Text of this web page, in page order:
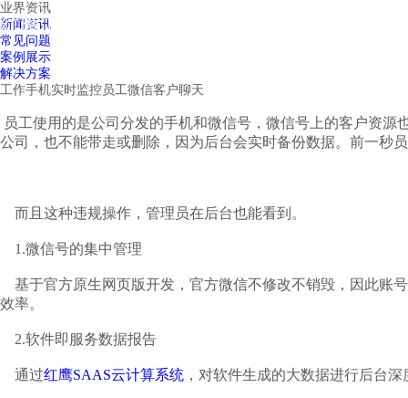
红鹰工作手机
业界资讯
新闻资讯
常见问题
案例展示
解决方案
工作手机实时监控员工微信客户聊天
员工使用的是公司分发的手机和微信号，微信号上的客户资
公司，也不能带走或删除，因为后台会实时备份数据。前一秒
而且这种违规操作，管理员在后台也能看到。
1.微信号的集中管理
基于官方原生网页版开发，官方微信不修改不销毁，因此账
效率。
2.软件即服务数据报告
通过红鹰SAAS云计算系统 ，对软件生成的大数据进行后台